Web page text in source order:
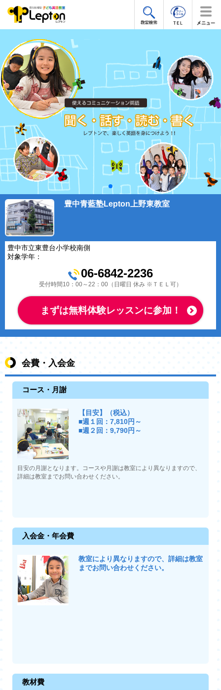
豊中青藍塾Lepton上野東教室
豊中市立東豊台小学校南側
対象学年：
06-6842-2236
受付時間10：00～22：00（日曜日 休み ※ＴＥＬ可）
まずは無料体験レッスンに参加！
会費・入会金
コース・月謝
【目安】（税込）
■週１回：7,810円～
■週２回：9,790円～
目安の月謝となります。コースや月謝は教室により異なりますので、
詳細は教室までお問い合わせください。
入会金・年会費
教室により異なりますので、詳細は教室
までお問い合わせください。
教材費